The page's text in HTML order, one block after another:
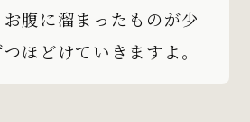
腹に溜まったものが少
つほどけていきますよ。